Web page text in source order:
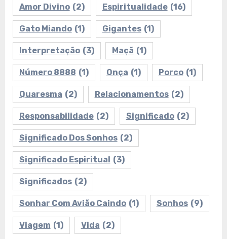
Amor Divino (2) Espiritualidade (16)
Gato Miando (1) Gigantes (1)
Interpretação (3) Maçã (1)
Número 8888 (1) Onça (1) Porco (1)
Quaresma (2) Relacionamentos (2)
Responsabilidade (2) Significado (2)
Significado Dos Sonhos (2)
Significado Espiritual (3)
Significados (2)
Sonhar Com Avião Caindo (1) Sonhos (9)
Viagem (1) Vida (2)